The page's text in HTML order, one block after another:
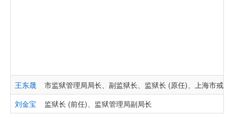
王东晟
市监狱管理局局长、副监狱长、监狱长 (原任)、上海市戒
刘金宝
监狱长 (前任)、监狱管理局副局长